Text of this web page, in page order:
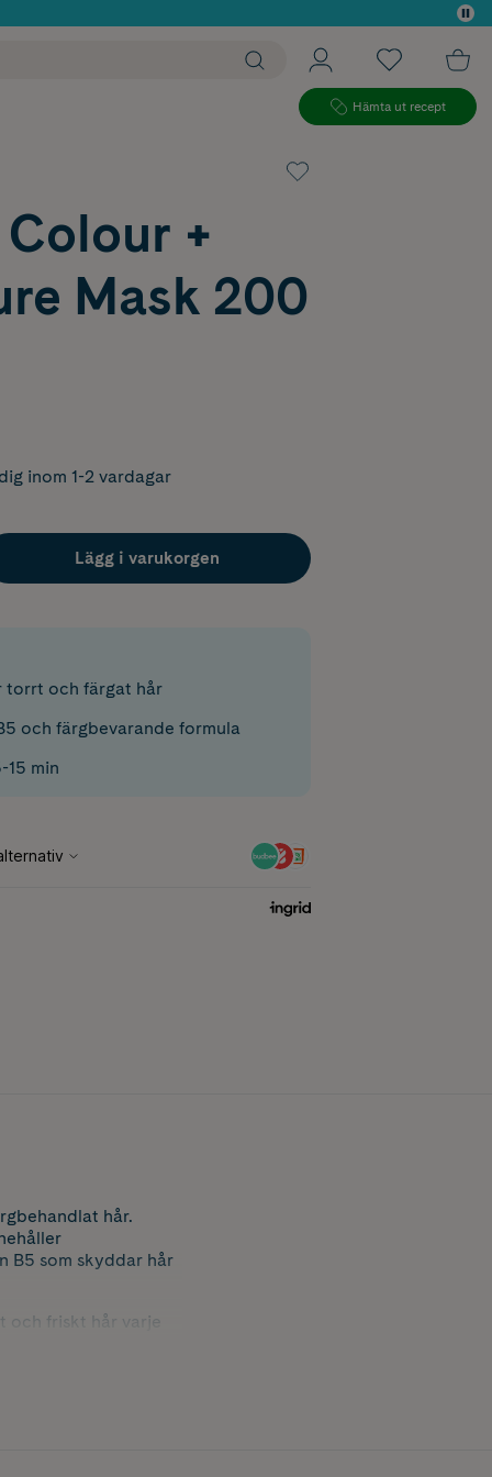
Hämta ut recept
+
Mask 200
inom 1-2 vardagar
Lägg i varukorgen
torrt och färgat hår
och färgbevarande formula
15 min
hår.
B5 som skyddar hår
och friskt hår varje